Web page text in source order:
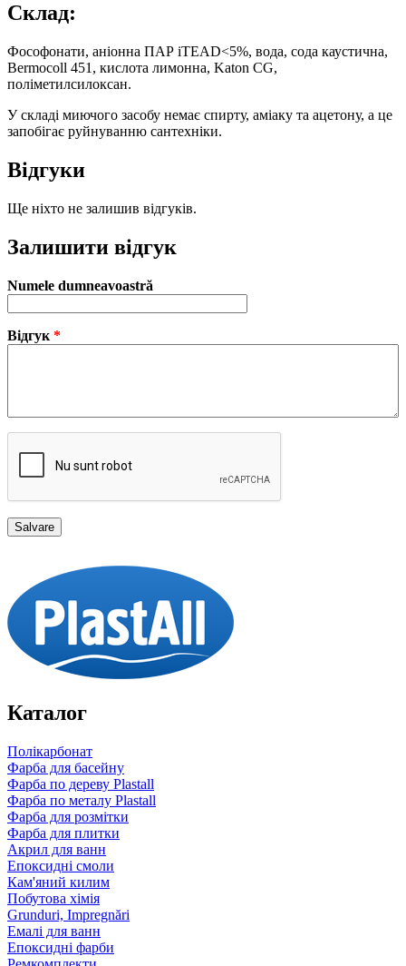
Склад:
Фософонати, аніонна ПАР iTEAD<5%, вода, сода каустична,
Bermocoll 451, кислота лимонна, Katon CG,
поліметилсилоксан.
У складі миючого засобу немає спирту, аміаку та ацетону, а це
запобігає руйнуванню сантехніки.
Відгуки
Ще ніхто не залишив відгуків.
Залишити відгук
Numele dumneavoastră
Відгук *
Каталог
Полікарбонат
Фарба для басейну
Фарба по дереву Plastall
Фарба по металу Plastall
Фарба для розмітки
Фарба для плитки
Акрил для ванн
Епоксидні смоли
Кам'яний килим
Побутова хімія
Grunduri, Impregnări
Емалі для ванн
Епоксидні фарби